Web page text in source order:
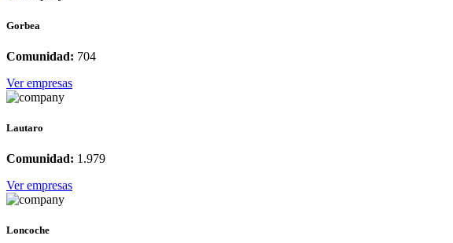
Gorbea
Comunidad: 704
Ver empresas
Lautaro
Comunidad: 1.979
Ver empresas
Loncoche